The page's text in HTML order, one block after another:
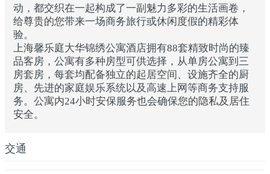
动，都交织在一起构成了一副魅力多彩的生活画卷，
给尊贵的您带来一场商务旅行或休闲度假的精彩体
验。
上海馨乐庭大华锦绣公寓酒店拥有88套精致时尚的臻
品客房，公寓有多种房型可供选择，从单房公寓到三
房套房，每套均配备独立的起居空间、设施齐全的厨
房、先进的家庭娱乐系统以及高速上网等商务支持服
务。公寓内24小时安保服务也会确保您的隐私及居住
安全。
交通